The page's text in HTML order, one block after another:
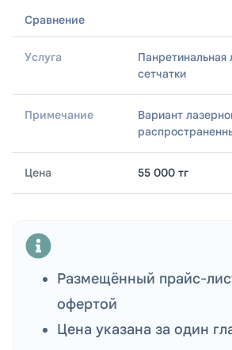
Сравнение
Панретинальная
сетчатки
Вариант
55 000 тг
Размещённый прайс-
офертой
Цена указана за один